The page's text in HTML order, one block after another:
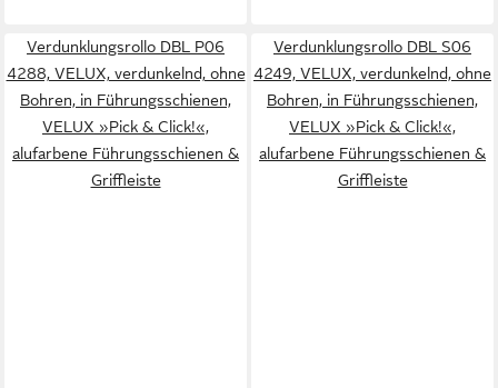
Verdunklungsrollo DBL P06
4288, VELUX, verdunkelnd, ohne
Bohren, in Führungsschienen,
VELUX »Pick & Click!«,
alufarbene Führungsschienen &
Griffleiste
Verdunklungsrollo DBL S06
4249, VELUX, verdunkelnd, ohne
Bohren, in Führungsschienen,
VELUX »Pick & Click!«,
alufarbene Führungsschienen &
Griffleiste